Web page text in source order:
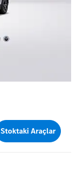
Stoktaki Araçlar